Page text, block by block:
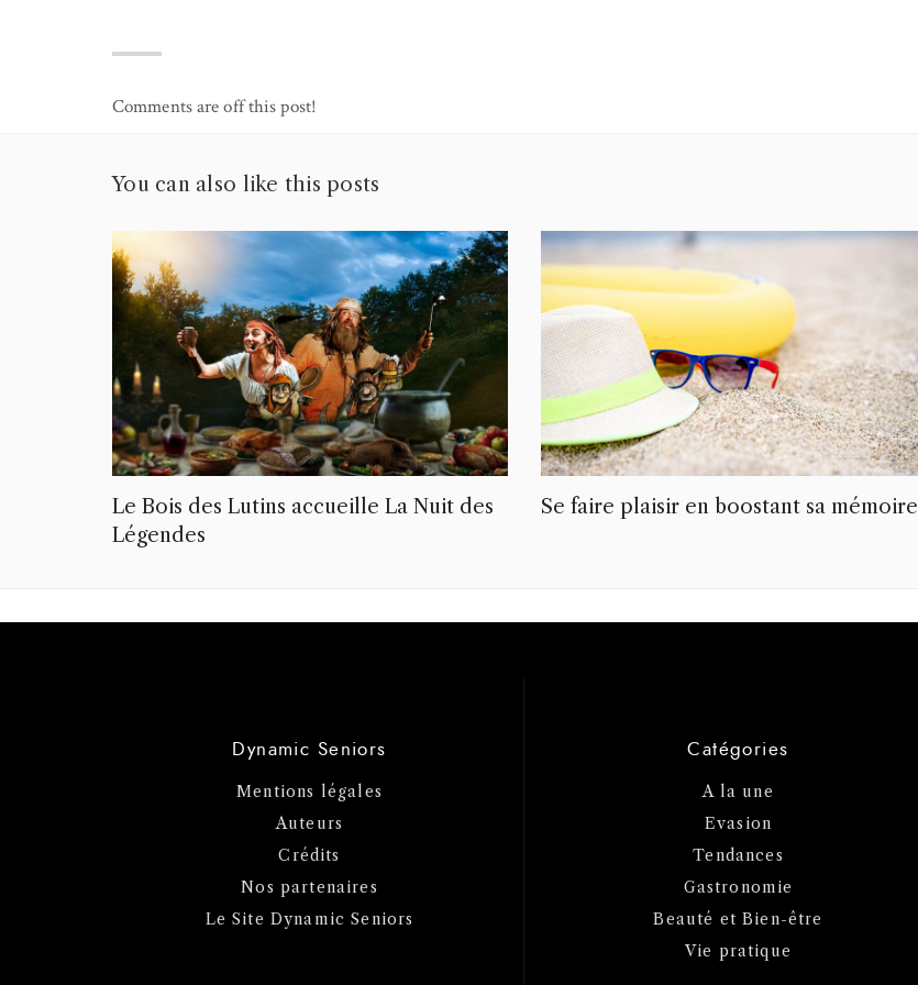
Comments are off this post!
You can also like this posts
Le Bois des Lutins accueille La Nuit des
Légendes
Se faire plaisir en boostant sa mémoire
Dynamic Seniors
Mentions légales
Auteurs
Crédits
Nos partenaires
Le Site Dynamic Seniors
Catégories
A la une
Evasion
Tendances
Gastronomie
Beauté et Bien-être
Vie pratique